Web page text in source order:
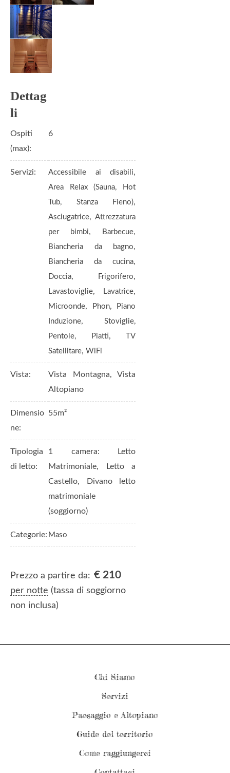
Ospiti
(max):
6
Servizi: Accessibile ai disabili,
Area Relax (Sauna, Hot
Tub, Stanza Fieno),
Asciugatrice, Attrezzatura
per bimbi, Barbecue,
Biancheria da bagno,
Biancheria da cucina,
Doccia, Frigorifero,
Lavastoviglie, Lavatrice,
Microonde, Phon,
Piano
Induzione, Stoviglie,
Pentole, Piatti, TV
Satellitare, WiFi
Vista:
Vista Montagna, Vista
Altopiano
Dimensio
ne:
55m²
Tipologia
di letto:
1 camera: Letto
Matrimoniale, Letto a
Castello, Divano letto
matrimoniale
(soggiorno)
Categorie: Maso
Prezzo a partire da: €210
per notte (tassa di soggiorno
non inclusa)
Chi Siamo
Servizi
Paesaggio e Altopiano
Guide del territorio
Come raggiungerci